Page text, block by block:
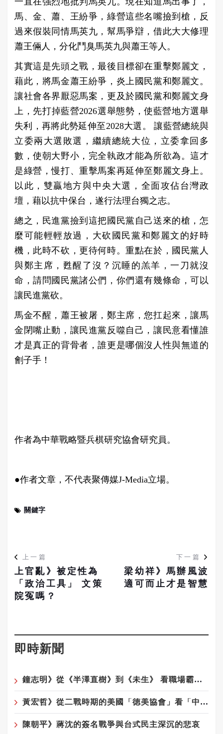
馬、金、蕭、王紛爭，綠營這些名嘴撿到槍，反
過來假裝同情馬英九，幫馬爭辯，借此大大修理
蕭王倆人，分化鬥臭馬英九與蕭王等人。
其實這是先頭之戰，最後目標卻在重擊鄭麗文，
藉此，將馬金蕭王紛爭，炎上國民黨和鄭麗文。
讓社會各界厭惡馬案，更及於國民黨和鄭麗文身
上，先打掉藍營2026選舉態勢，使藍營地方選舉
失利，再將此勢延伸至2028大選。 讓藍營總統與
立委兩大選敗選，繼續總統大位，立委拿回多
數，使朝大野小，完全執政才能為所欲為。這才
是綠營，慢打、重擊馬案再延伸至鄭麗文身上。
以此，雙贏地方與中央大選，全面攻佔台灣政
壇，藉以抗中保台，遂行法理台獨之志。
總之，民進黨撿到這把國民黨自己送來的槍，怎
麼可能輕輕放過，大砍國民黨和鄭麗文的好時
機，此時不砍，更待何時。重點在於，國民黨人
與鄭主席，甦醒了沒？沉睡的羔羊，一刀就沒
命，請問國民黨諸公們，你們還有幾條命，可以
讓民進黨砍。
馬金不醒，蕭王被屠，鄭主席，您扛起來，讓馬
金閉嘴止動，讓民進黨反噬自己，讓民意看懂誰
才是真正的背骨者，誰更是哪個沒人性與無道的
劊子手！
作者為中華戰略暨兵棋研究協會研究員。
●作者文章，不代表聚傳媒J-Media立場。
關鍵字
上一篇
上官亂》被定性為
「政治工具」 文策
院冤嗎？
下一篇
梁幼祥》馬辦風波
適可而止才是智慧
即時新聞
鐘志明》從《半澤直樹》到《未生》 看職場霸凌為何始終無解
黃宏哲》從二戰時期的美國「徳美協會」看「中華統一促進黨」
陳朝平》蔣沈的簽名戰爭與台式民主深沉的悲哀